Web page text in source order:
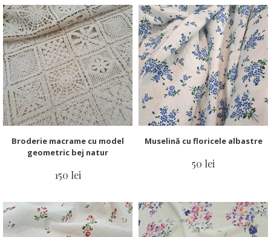
Broderie macrame cu model
geometric bej natur
150 lei
Muselină cu floricele albastre
50 lei